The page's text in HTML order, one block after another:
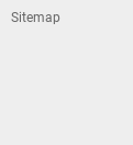
Sitemap